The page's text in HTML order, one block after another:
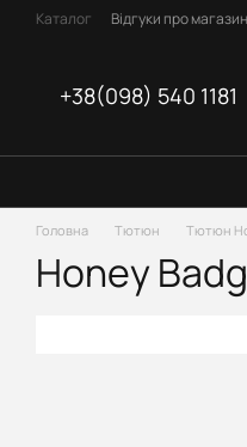
Перейти до основного
Каталог Відгуки про магазин
+38(098) 540 1181
Головна Тютюн Тютюн
Honey